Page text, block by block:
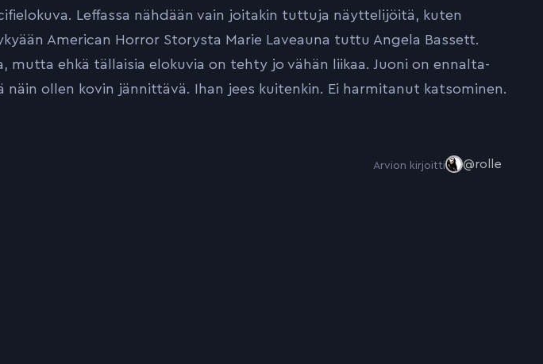
Leffassa nähdään vain joitakin tuttuja näyttelijöitä, kuten
American Horror Storysta Marie Laveauna tuttu Angela Bassett.
mutta ehkä tällaisia elokuvia on tehty jo vähän liikaa. Juoni on ennalta-
näin ollen kovin jännittävä. Ihan jees kuitenkin. Ei harmitanut katsominen.
Arvion kirjoitti @rolle